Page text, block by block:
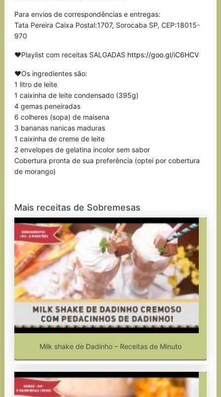
Para envios de correspondências e entregas:
Tata Pereira Caixa Postal:1707, Sorocaba SP, CEP:18015-
970
❤Playlist com receitas SALGADAS https://goo.gl/iC6HCV
❤Os ingredientes são:
1 litro de leite
1 caixinha de leite condensado (395g)
4 gemas peneiradas
6 colheres (sopa) de maisena
3 bananas nanicas maduras
1 caixinha de creme de leite
2 envelopes de gelatina incolor sem sabor
Cobertura pronta de sua preferência (optei por cobertura
de morango)
Mais receitas de Sobremesas
Milk shake de Dadinho – Receitas de Minuto